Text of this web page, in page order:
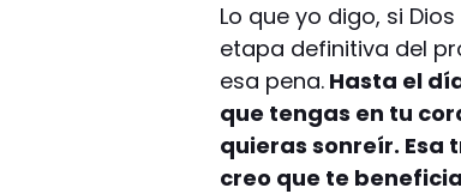
Lo que yo digo, si
etapa definitiva del
esa pena. Hasta el
que tengas en tu
quieras sonreír.
creo que te